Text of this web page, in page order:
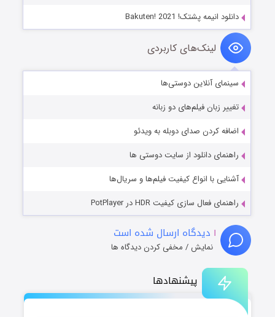
پیشنهادها
دانلود انیمه پشتک! Bakuten! 2021
لینک‌های کاربردی
سینمای آنلاین دوستی‌ها
تغییر زبان فیلم‌های دو زبانه
اضافه کردن صدای دوبله به ویدئو
راهنمای دانلود از سایت دوستی ها
آشنایی با انواع کیفیت فیلم‌ها و سریال‌ها
راهنمای فعال سازی کیفیت HDR در PotPlayer
۱ دیدگاه ارسال شده است
نمایش / مخفی کردن دیدگاه ها